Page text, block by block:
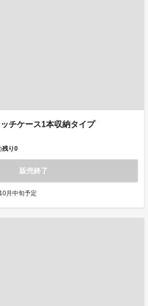
チケース1本収納タイプ
残り0
販売終了
月中旬予定